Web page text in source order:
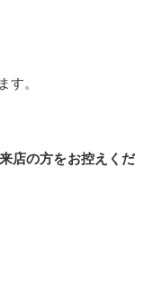
す。
店の方をお控えくだ